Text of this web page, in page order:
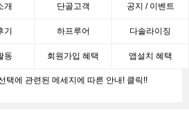
개 단골고객 공지 / 이벤트
기 하프루어 다솔라이징
동 회원가입 혜택 앱설치 혜택
택에 관련된 메세지에 따른 안내! 클릭!!